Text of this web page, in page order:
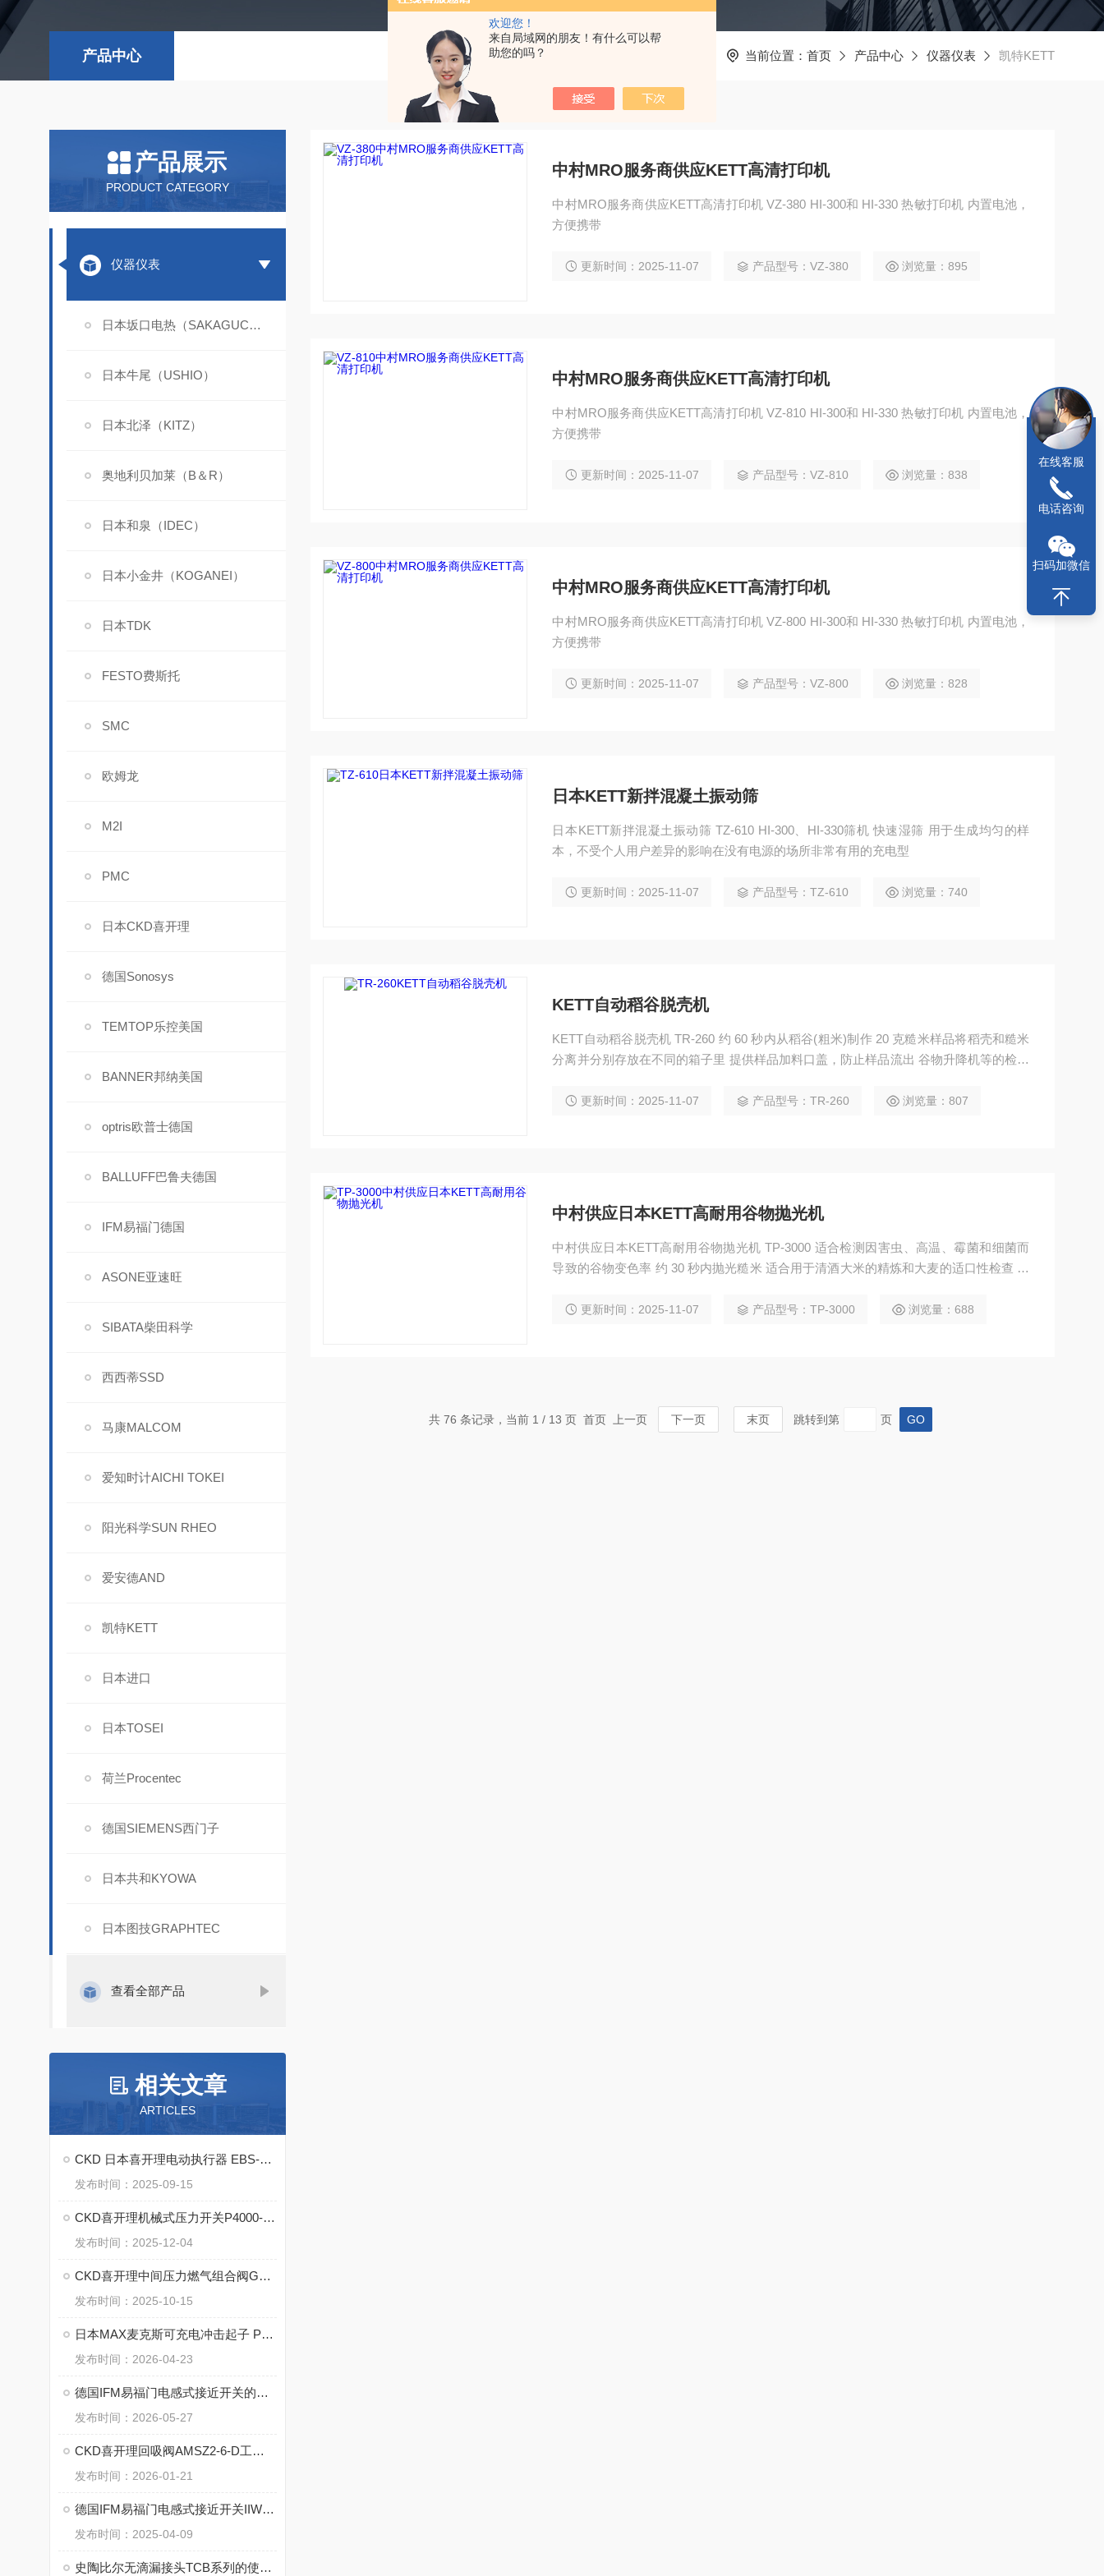
欢迎您！
来自局域网的朋友！有什么可以帮
助您的吗？
产品中心 当前位置： 首页 产品中心 仪器仪表 凯特KETT
产品展示
PRODUCT CATEGORY
仪器仪表
日本坂口电热（SAKAGUCHI）
日本牛尾（USHIO）
日本北泽（KITZ）
奥地利贝加莱（B＆R）
日本和泉（IDEC）
日本小金井（KOGANEI）
日本TDK
FESTO费斯托
SMC
欧姆龙
M2I
PMC
日本CKD喜开理
德国Sonosys
TEMTOP乐控美国
BANNER邦纳美国
optris欧普士德国
BALLUFF巴鲁夫德国
IFM易福门德国
ASONE亚速旺
SIBATA柴田科学
西西蒂SSD
马康MALCOM
爱知时计AICHI TOKEI
阳光科学SUN RHEO
爱安德AND
凯特KETT
日本进口
日本TOSEI
荷兰Procentec
德国SIEMENS西门子
日本共和KYOWA
日本图技GRAPHTEC
查看全部产品
相关文章
ARTICLES
CKD 日本喜开理电动执行器 EBS-L：模块化精密传动系统的技术解析
发布时间：2025-09-15
CKD喜开理机械式压力开关P4000-8-W-1N-BW的优势
发布时间：2025-12-04
CKD喜开理中间压力燃气组合阀GHV系列详解
发布时间：2025-10-15
日本MAX麦克斯可充电冲击起子 PJ-ID153 系列的技术特点
发布时间：2026-04-23
德国IFM易福门电感式接近开关的核心技术
发布时间：2026-05-27
CKD喜开理回吸阀AMSZ2-6-D工作原理
发布时间：2026-01-21
德国IFM易福门电感式接近开关IIW201的特点
发布时间：2025-04-09
史陶比尔无滴漏接头TCB系列的使用方法
中村MRO服务商供应KETT高清打印机
中村MRO服务商供应KETT高清打印机 VZ-380 HI-300和 HI-330 热敏打印机 内置电池，
方便携带
更新时间：2025-11-07 产品型号：VZ-380 浏览量：895
中村MRO服务商供应KETT高清打印机
中村MRO服务商供应KETT高清打印机 VZ-810 HI-300和 HI-330 热敏打印机 内置电池，
方便携带
更新时间：2025-11-07 产品型号：VZ-810 浏览量：838
中村MRO服务商供应KETT高清打印机
中村MRO服务商供应KETT高清打印机 VZ-800 HI-300和 HI-330 热敏打印机 内置电池，
方便携带
更新时间：2025-11-07 产品型号：VZ-800 浏览量：828
日本KETT新拌混凝土振动筛
日本KETT新拌混凝土振动筛 TZ-610 HI-300、HI-330筛机 快速湿筛 用于生成均匀的样
本，不受个人用户差异的影响在没有电源的场所非常有用的充电型
更新时间：2025-11-07 产品型号：TZ-610 浏览量：740
KETT自动稻谷脱壳机
KETT自动稻谷脱壳机 TR-260 约 60 秒内从稻谷(粗米)制作 20 克糙米样品将稻壳和糙米
分离并分别存放在不同的箱子里 提供样品加料口盖，防止样品流出 谷物升降机等的检查
更新时间：2025-11-07 产品型号：TR-260 浏览量：807
中村供应日本KETT高耐用谷物抛光机
中村供应日本KETT高耐用谷物抛光机 TP-3000 适合检测因害虫、高温、霉菌和细菌而
导致的谷物变色率 约 30 秒内抛光糙米 适合用于清酒大米的精炼和大麦的适口性检查 使
更新时间：2025-11-07 产品型号：TP-3000 浏览量：688
共 76 条记录，当前 1 / 13 页 首页 上一页 下一页 末页 跳转到第 页
在线客服
电话咨询
扫码加微信